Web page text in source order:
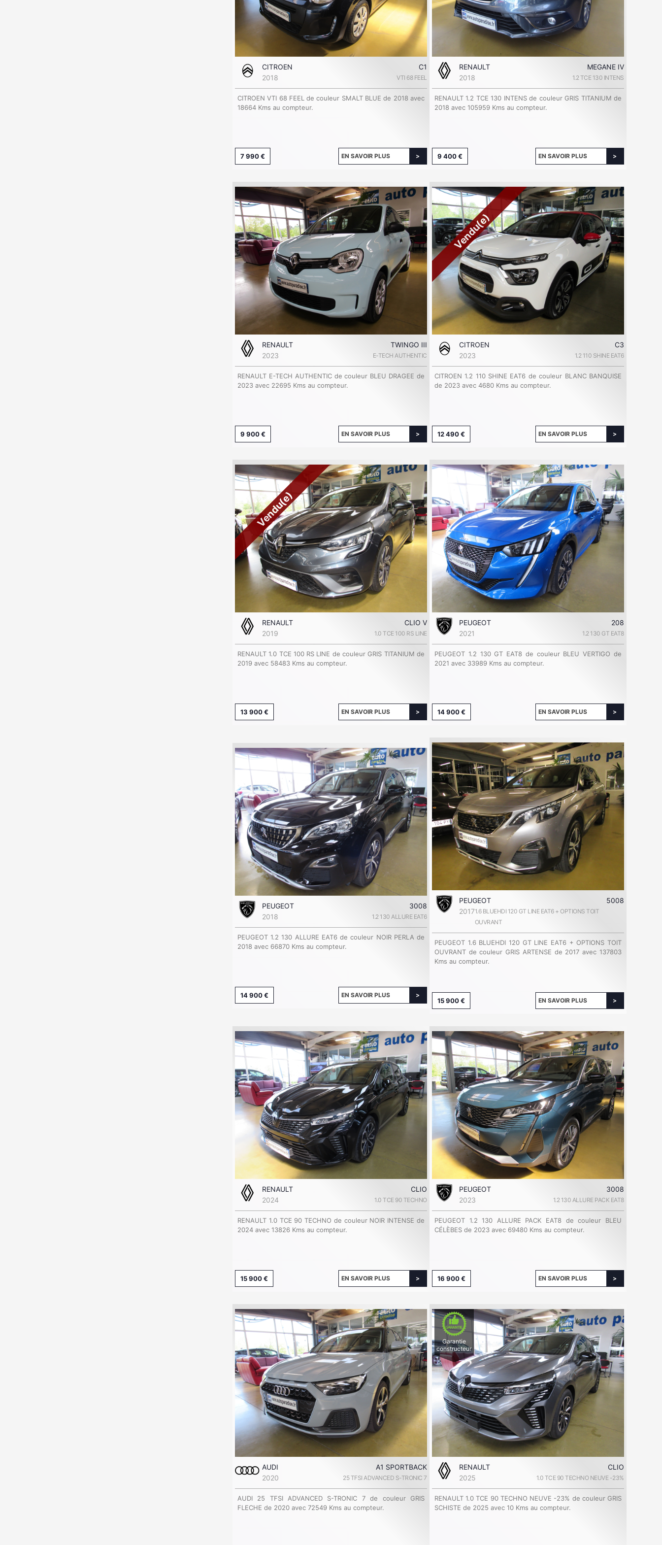
CITROEN
C1
2018
VTI 68 FEEL
CITROEN VTI 68 FEEL de couleur SMALT BLUE de 2018 avec
18664 Kms au compteur.
7 990 € EN SAVOIR PLUS
RENAULT
MEGANE IV
2018
1.2 TCE 130 INTENS
RENAULT 1.2 TCE 130 INTENS de couleur GRIS TITANIUM de
2018 avec 105959 Kms au compteur.
9 400 € EN SAVOIR PLUS
RENAULT
TWINGO III
2023
E-TECH AUTHENTIC
RENAULT E-TECH AUTHENTIC de couleur BLEU DRAGEE de
2023 avec 22695 Kms au compteur.
9 900 € EN SAVOIR PLUS
Vendu(e)
CITROEN
C3
2023
1.2 110 SHINE EAT6
CITROEN 1.2 110 SHINE EAT6 de couleur BLANC BANQUISE
de 2023 avec 4680 Kms au compteur.
12 490 € EN SAVOIR PLUS
Vendu(e)
RENAULT
CLIO V
2019
1.0 TCE 100 RS LINE
RENAULT 1.0 TCE 100 RS LINE de couleur GRIS TITANIUM de
2019 avec 58483 Kms au compteur.
13 900 € EN SAVOIR PLUS
PEUGEOT
208
2021
1.2 130 GT EAT8
PEUGEOT 1.2 130 GT EAT8 de couleur BLEU VERTIGO de
2021 avec 33989 Kms au compteur.
14 900 € EN SAVOIR PLUS
PEUGEOT
3008
2018
1.2 130 ALLURE EAT6
PEUGEOT 1.2 130 ALLURE EAT6 de couleur NOIR PERLA de
2018 avec 66870 Kms au compteur.
14 900 € EN SAVOIR PLUS
PEUGEOT
5008
20171.6 BLUEHDI 120 GT LINE EAT6 + OPTIONS TOIT
OUVRANT
PEUGEOT 1.6 BLUEHDI 120 GT LINE EAT6 + OPTIONS TOIT
OUVRANT de couleur GRIS ARTENSE de 2017 avec 137803
Kms au compteur.
15 900 € EN SAVOIR PLUS
RENAULT
CLIO
2024
1.0 TCE 90 TECHNO
RENAULT 1.0 TCE 90 TECHNO de couleur NOIR INTENSE de
2024 avec 13826 Kms au compteur.
15 900 € EN SAVOIR PLUS
PEUGEOT
3008
2023
1.2 130 ALLURE PACK EAT8
PEUGEOT 1.2 130 ALLURE PACK EAT8 de couleur BLEU
CÉLÈBES de 2023 avec 69480 Kms au compteur.
16 900 € EN SAVOIR PLUS
AUDI
A1 SPORTBACK
2020
25 TFSI ADVANCED S-TRONIC 7
AUDI 25 TFSI ADVANCED S-TRONIC 7 de couleur GRIS
FLECHE de 2020 avec 72549 Kms au compteur.
Garantie
constructeur
RENAULT
CLIO
2025
1.0 TCE 90 TECHNO NEUVE -23%
RENAULT 1.0 TCE 90 TECHNO NEUVE -23% de couleur GRIS
SCHISTE de 2025 avec 10 Kms au compteur.